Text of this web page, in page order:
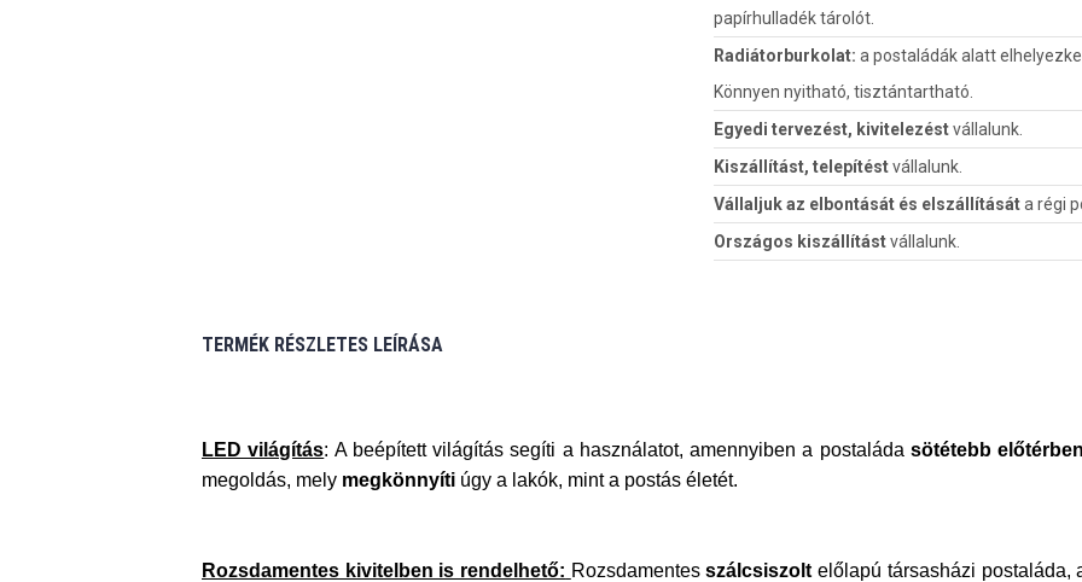
papírhulladék tárolót.
Radiátorburkolat: a postaládák alatt
Könnyen nyitható, tisztántartható.
Egyedi tervezést, kivitelezéstvállalunk.
Kiszállítást, telepítéstvállalunk.
Vállaljuk az elbontását és elszállításáta régi
Országos kiszállítástvállalunk.
TERMÉK RÉSZLETES LEÍRÁSA
LED világítás: A beépített világítás segíti a használatot, amennyiben a postaláda sötétebb előtérben
megoldás, mely megkönnyíti úgy a lakók, mint a postás életét.
Rozsdamentes kivitelben is rendelhető: Rozsdamentesszálcsiszolt előlapú társasházi postaláda,